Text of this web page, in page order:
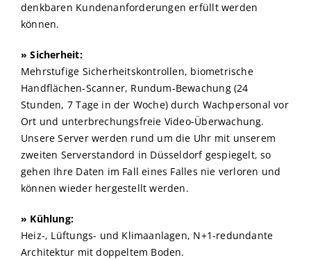
denkbaren Kundenanforderungen erfüllt werden
können.
» Sicherheit:
Mehrstufige Sicherheitskontrollen, biometrische
Handflächen-Scanner, Rundum-Bewachung (24
Stunden, 7 Tage in der Woche) durch Wachpersonal vor
Ort und unterbrechungsfreie Video-Überwachung.
Unsere Server werden rund um die Uhr mit unserem
zweiten Serverstandord in Düsseldorf gespiegelt, so
gehen Ihre Daten im Fall eines Falles nie verloren und
können wieder hergestellt werden.
» Kühlung:
Heiz-, Lüftungs- und Klimaanlagen, N+1-redundante
Architektur mit doppeltem Boden.